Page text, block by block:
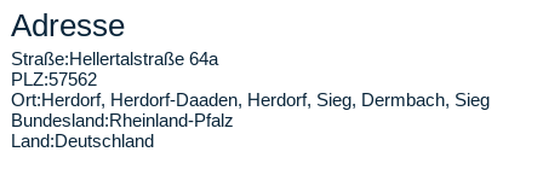
Adresse
Straße:Hellertalstraße 64a
PLZ:57562
Ort:Herdorf, Herdorf-Daaden, Herdorf, Sieg, Dermbach, Sieg
Bundesland:Rheinland-Pfalz
Land:Deutschland